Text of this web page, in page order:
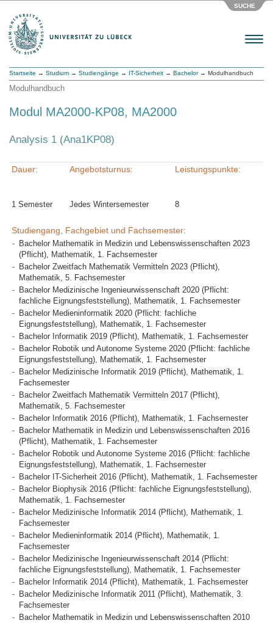
SUCHE
Menu
Startseite → Studium → Studiengänge → IT-Sicherheit → Bachelor→ Modulhandbuch
Modulhandbuch
Modul MA2000-KP08, MA2000
Analysis 1 (Ana1KP08)
Dauer:
1 Semester
Angebotsturnus:
Jedes Wintersemester
Leistungspunkte:
8
Studiengang, Fachgebiet und Fachsemester:
Bachelor Mathematik in Medizin und Lebenswissenschaften 2023
(Pflicht), Mathematik, 1. Fachsemester
Bachelor Zweitfach Mathematik Vermitteln 2023 (Pflicht),
Mathematik, 5. Fachsemester
Bachelor Medizinische Ingenieurwissenschaft 2020 (Pflicht:
fachliche Eignungsfeststellung), Mathematik, 1. Fachsemester
Bachelor Medieninformatik 2020 (Pflicht: fachliche
Eignungsfeststellung), Mathematik, 1. Fachsemester
Bachelor Informatik 2019 (Pflicht), Mathematik, 1. Fachsemester
Bachelor Robotik und Autonome Systeme 2020 (Pflicht: fachliche
Eignungsfeststellung), Mathematik, 1. Fachsemester
Bachelor Medizinische Informatik 2019 (Pflicht), Mathematik, 1.
Fachsemester
Bachelor Zweitfach Mathematik Vermitteln 2017 (Pflicht),
Mathematik, 5. Fachsemester
Bachelor Informatik 2016 (Pflicht), Mathematik, 1. Fachsemester
Bachelor Mathematik in Medizin und Lebenswissenschaften 2016
(Pflicht), Mathematik, 1. Fachsemester
Bachelor Robotik und Autonome Systeme 2016 (Pflicht: fachliche
Eignungsfeststellung), Mathematik, 1. Fachsemester
Bachelor IT-Sicherheit 2016 (Pflicht), Mathematik, 1. Fachsemester
Bachelor Biophysik 2016 (Pflicht: fachliche Eignungsfeststellung),
Mathematik, 1. Fachsemester
Bachelor Medizinische Informatik 2014 (Pflicht), Mathematik, 1.
Fachsemester
Bachelor Medieninformatik 2014 (Pflicht), Mathematik, 1.
Fachsemester
Bachelor Medizinische Ingenieurwissenschaft 2014 (Pflicht:
fachliche Eignungsfeststellung), Mathematik, 1. Fachsemester
Bachelor Informatik 2014 (Pflicht), Mathematik, 1. Fachsemester
Bachelor Medizinische Informatik 2011 (Pflicht), Mathematik, 3.
Fachsemester
Bachelor Mathematik in Medizin und Lebenswissenschaften 2010